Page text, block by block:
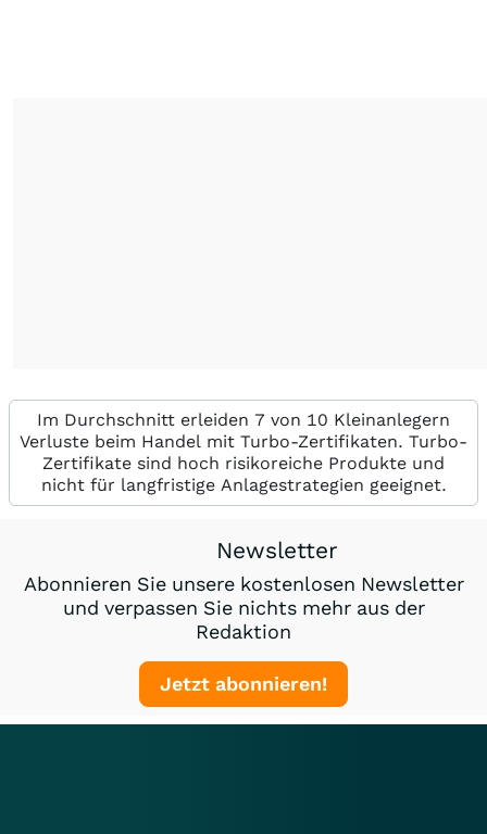
Im Durchschnitt erleiden 7 von 10 Kleinanlegern
Verluste beim Handel mit Turbo-Zertifikaten. Turbo-
Zertifikate sind hoch risikoreiche Produkte und
nicht für langfristige Anlagestrategien geeignet.
Newsletter
Abonnieren Sie unsere kostenlosen Newsletter
und verpassen Sie nichts mehr aus der
Redaktion
Jetzt abonnieren!